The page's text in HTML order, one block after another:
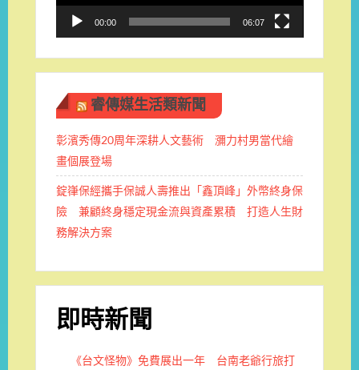
00:00 06:07
睿傳媒生活類新聞
彰濱秀傳20周年深耕人文藝術 瀰力村男當代繪
畫個展登場
錠嵂保經攜手保誠人壽推出「鑫頂峰」外幣終身保
險 兼顧終身穩定現金流與資產累積 打造人生財
務解決方案
即時新聞
《台文怪物》免費展出一年 台南老爺行旅打